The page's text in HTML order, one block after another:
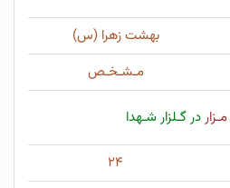
بهشت زهرا (س)
مـشـخـص
مـزاردر گـلزار شـهدا
۲۴